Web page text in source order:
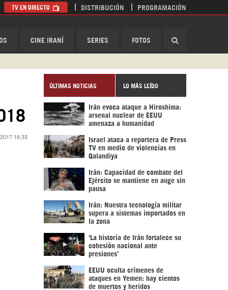
CINE IRANÍ SERIES FOTOS
TV EN DIRECTO DISTRIBUCIÓN PROGRAMACIÓN
16:33
ÚLTIMAS NOTICIAS LO MÁS LEÍDO
Irán evoca ataque a Hiroshima:
arsenal nuclear de EEUU
amenaza a humanidad
Israel ataca a reportera de Press
TV en medio de violencias en
Qalandiya
Irán: Capacidad de combate del
Ejército se mantiene en auge sin
pausa
Irán: Nuestra tecnología militar
supera a sistemas importados en
la zona
‘La historia de Irán fortalece su
cohesión nacional ante
presiones’
EEUU oculta crímenes de
ataques en Yemen: hay cientos
de muertos y heridos